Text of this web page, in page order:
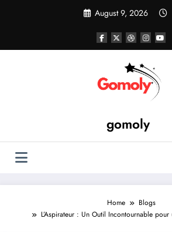
August 9, 2026
gomoly
Home
Blogs
L’Aspirateur : Un Outil Incontournable